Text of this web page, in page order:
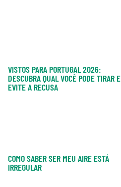
VISTOS PARA PORTUGAL 2026:
DESCUBRA QUAL VOCÊ PODE TIRAR E
EVITE A RECUSA
COMO SABER SER MEU AIRE ESTÁ
IRREGULAR